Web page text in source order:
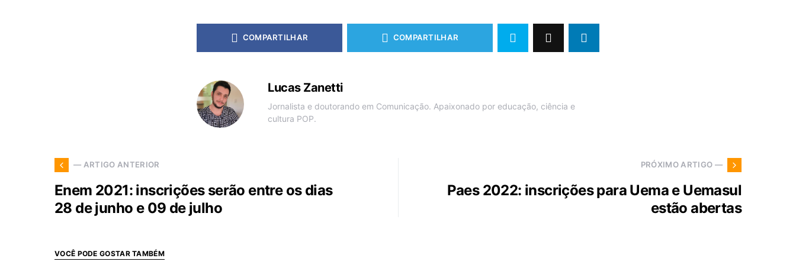
COMPARTILHAR COMPARTILHAR
Lucas Zanetti
Jornalista e doutorando em Comunicação. Apaixonado por educação, ciência e
cultura POP.
— ARTIGO ANTERIOR
Enem 2021: inscrições serão entre os dias
28 de junho e 09 de julho
PRÓXIMO ARTIGO —
Paes 2022: inscrições para Uema e Uemasul
estão abertas
VOCÊ PODE GOSTAR TAMBÉM